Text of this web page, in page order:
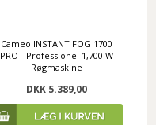
Cameo INSTANT FOG 1700
PRO - Professionel 1,700 W
Røgmaskine
DKK 5.389,00